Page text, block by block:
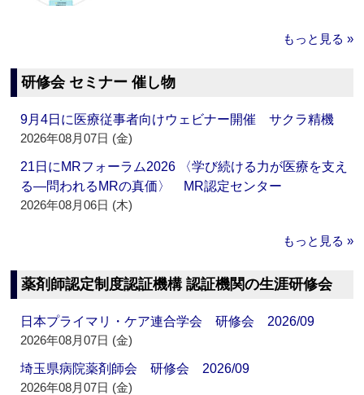
もっと見る »
研修会 セミナー 催し物
9月4日に医療従事者向けウェビナー開催 サクラ精機
2026年08月07日 (金)
21日にMRフォーラム2026 〈学び続ける力が医療を支え
る―問われるMRの真価〉 MR認定センター
2026年08月06日 (木)
もっと見る »
薬剤師認定制度認証機構 認証機関の生涯研修会
日本プライマリ・ケア連合学会 研修会 2026/09
2026年08月07日 (金)
埼玉県病院薬剤師会 研修会 2026/09
2026年08月07日 (金)